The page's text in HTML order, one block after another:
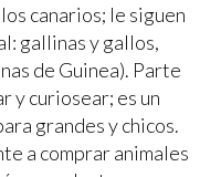
trataba de escapar por un agujero de la parte superior de la caja. Cuando parecía estar a punto de conseguir evadirse del encierro, a fuerza de alas y garras, el vendedor, aparentemente distraído con alguna conversación, se daba vuelta y agachándose, con suavidad la volvía al interior. Había cotorras, loros barranqueros y de frente azul, un carancho, renegridos y pichones de ñandú. Además, de los consabidos cachorros de perros y gatos, también tenían presencia algunas serpientes, un gatito montés y dos zorritos. A esta altura de los acontecimientos ya tenía puesto el anillo del rey Salomón. Entre la confusión de las pisadas, las exclamaciones y el vocerío humano, lo único que podía oír proveniente de las jaulas eran gritos y grititos de espanto y dolor. Escuché: -Ay, me estás pisando la cabeza. –Tené cuidado; estás encima mío y me lastimás. -Ay, ay, ay… cómo me duele el costado, el lomo, la pata…, decían las cotorras, los músicos, los jilgueros, los varilleros. -¿Hasta cuándo nos tendrán acá estos perturbados? -le gritó un cardenal de copete colorado a otro miembro de su especie con el que compartía la jaula. -Me voy a morir… me voy a morir - exclamaba al carancho, loco de miedo, dando vueltas en el mismo lugar, pisando y volviendo a pisar los excrementos del piso de su prisión, mezclados con pedazos de carne cruda. -Estúpidos humanos, los odio, los odio -repetía sin cesar un charrúa muy asustado desde su recinto suspendido en un muro. Los curiosos se aproximaban para silbarle, procurando que el ave les contestara. Procedente de una de las prisiones malolientes de las cotorras, de pronto escuché repetir un nombre que me sobresaltó: -¡Misia Pepa, misia Pepa! -Misia Pepa, córrase que me molesta -decía una de las voces. ¿Acaso podía ser otra más que la famosa cotorra del cuento de Constancio C. Vigil? La historia era muy sencilla, pero ingeniosa, y la protagonista, inolvidable. Misia Pepa, después de haber visitado la ciudad, regresa al campo; entonces les relata a las demás cotorras los prodigios de su estadía, tan penosa en realidad. Presté atención a las quejas de una de sus vecinas: -Córrase le digo, misia Pepa, mire que le daré un buen picotazo si no deja de empujarme. Sí, era ella. Siempre molestando… ¿Pero, podía ser que aún viviera después de más de sesenta años? Sí, podía ser ya que era una creación del espíritu humano. Misia Pepa estaba ahí, después de tantos años, pero presa como las otras cotorras, empujada y pisoteada como todas las que compartían su entorno. No cabían dudas, era ella, conocida por sus pares debido a sus extravagancias, rechazada por su mitomanía y sus aires de grandeza. Así había sido antes; así era ahora. Evidentemente las demás cotorras la conocían: misia Pepa de aquí, misia Pepa de allá; la conocían pero no le tenían cariño, sino fastidio. A su vez, ella era la que más se quejaba, atropellaba y lastimaba a sus compañeras de infortunio. Apenas la identifiqué, se la señalé al vendedor, un hombre de mediana edad, desdentado, casi harapiento, con la cara colorada por la rosácea y probablemente por el alcohol. La compré. Cuando mis hijos eran chiquitos adquiríamos jilgueros en pajarerías para luego soltarlos en medio del campo; disfrutábamos con esta acción pero obviamente propiciábamos la continuidad del negocio. La cuestión era que tenía a misia Pepa en mis manos. No podía creerlo. Su nombre me remitía a mi infancia y a los momentos placenteros de lectura de esa época. No era habitual que el personaje principal de un libro careciera de virtudes; sin embargo, este era el caso de misia Pepa. A pesar de que sus defectos opacaban a sus méritos –si es que los tenía- igual sentía afecto por ella. Su misma compulsión para mentir me inspiraba simpatía y quizá lástima. De cualquier modo, era incorregible. Con la cotorra dentro de una caja de cartón me fui de la feria caminando despacio para no alterarla demasiado. -¡Cuidado estúpido que me caigo -la escuché gritar al sentirla resbalar dentro de la caja. -¿Adónde me llevará?; ¿me cortará las alas? -se preguntó angustiad